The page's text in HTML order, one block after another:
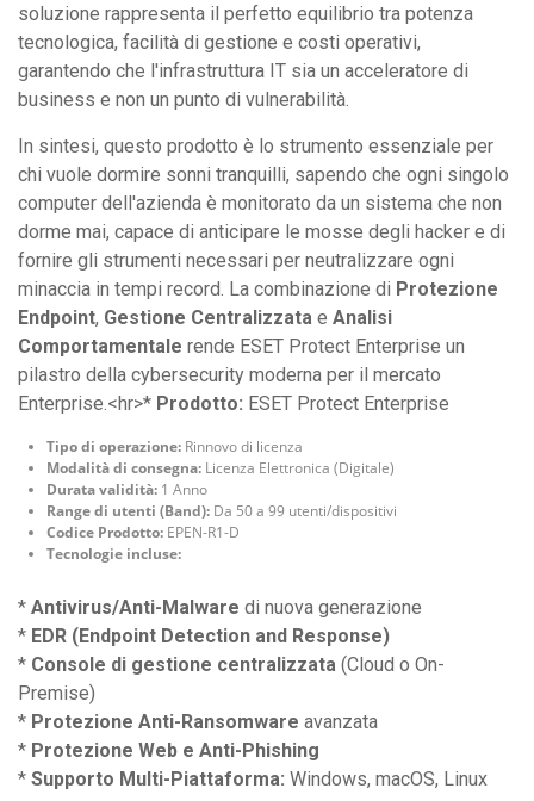
soluzione rappresenta il perfetto equilibrio tra potenza
tecnologica, facilità di gestione e costi operativi,
garantendo che l'infrastruttura IT sia un acceleratore di
business e non un punto di vulnerabilità.
In sintesi, questo prodotto è lo strumento essenziale per
chi vuole dormire sonni tranquilli, sapendo che ogni singolo
computer dell'azienda è monitorato da un sistema che non
dorme mai, capace di anticipare le mosse degli hacker e di
fornire gli strumenti necessari per neutralizzare ogni
minaccia in tempi record. La combinazione di Protezione
Endpoint, Gestione Centralizzata e Analisi
Comportamentale rende ESET Protect Enterprise un
pilastro della cybersecurity moderna per il mercato
Enterprise.<hr>* Prodotto: ESET Protect Enterprise
Tipo di operazione: Rinnovo di licenza
Modalità di consegna: Licenza Elettronica (Digitale)
Durata validità: 1 Anno
Range di utenti (Band): Da 50 a 99 utenti/dispositivi
Codice Prodotto: EPEN-R1-D
Tecnologie incluse:
* Antivirus/Anti-Malware di nuova generazione
* EDR (Endpoint Detection and Response)
* Console di gestione centralizzata (Cloud o On-
Premise)
* Protezione Anti-Ransomware avanzata
* Protezione Web e Anti-Phishing
* Supporto Multi-Piattaforma: Windows, macOS, Linux